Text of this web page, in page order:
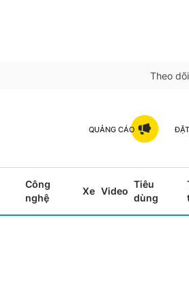
Theo
QUẢNG CÁO
Công
nghệ
Xe Video
Tiêu
dùng